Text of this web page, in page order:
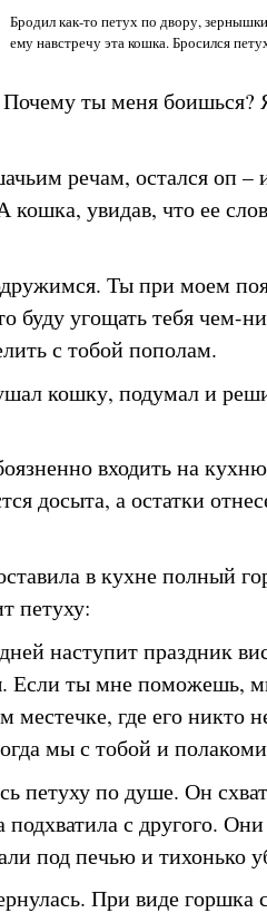
Бродил как-то петух по двору,
ему навстречу эта кошка. Бросился
ты меня боишься?
речам, остался оп –
кошка, увидав, что ее
Ты при моем
буду угощать тебя чем-
с тобой пополам.
кошку, подумал и
входить на
досыта, а остатки
в кухне полный
петуху:
наступит праздник
Если ты мне поможешь,
местечке, где его никто
мы с тобой и
петуху по душе. Он
подхватила с другого.
под печью и тихонько
При виде горшка